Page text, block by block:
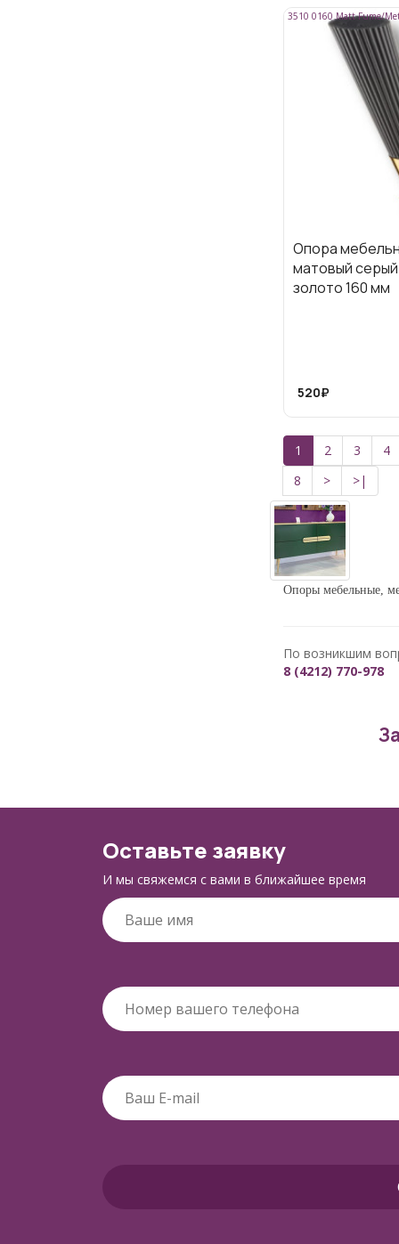
3510 0160 Matt Fume/
Опора
матовый
золото 160 мм
520₽
1 2 3
4
8
> >|
Опоры мебельные,
По возникшим
8 (4212) 770-978
Оставьте заявку
И мы свяжемся с вами в ближайшее время